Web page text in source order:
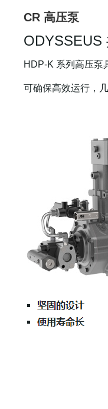
CR 高压泵
ODYSSEUS
HDP-K 系列高压泵
可确保高效运行，